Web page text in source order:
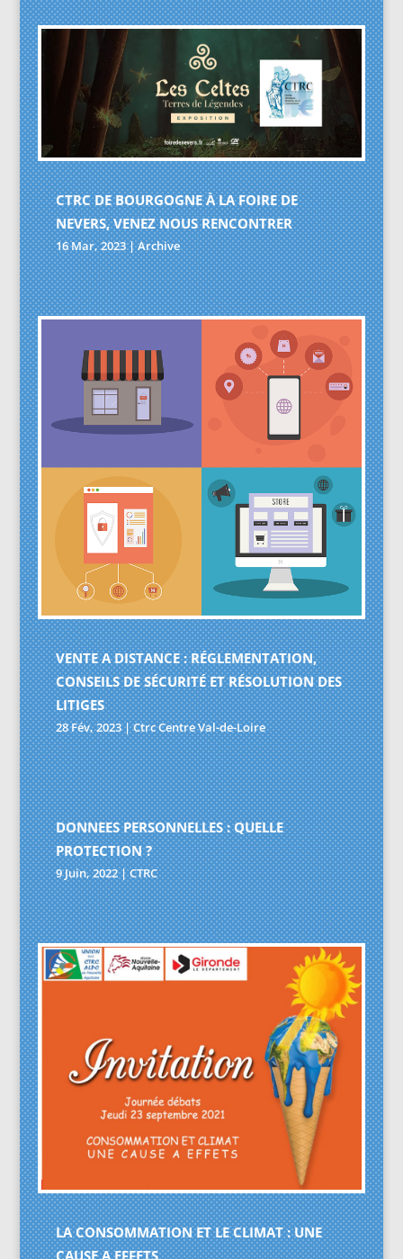
CTRC DE BOURGOGNE À LA FOIRE DE
NEVERS, VENEZ NOUS RENCONTRER
16 Mar, 2023|Archive
VENTE A DISTANCE : RÉGLEMENTATION,
CONSEILS DE SÉCURITÉ ET RÉSOLUTION DES
LITIGES
28 Fév, 2023|Ctrc Centre Val-de-Loire
DONNEES PERSONNELLES : QUELLE
PROTECTION ?
9 Juin, 2022|CTRC
LA CONSOMMATION ET LE CLIMAT : UNE